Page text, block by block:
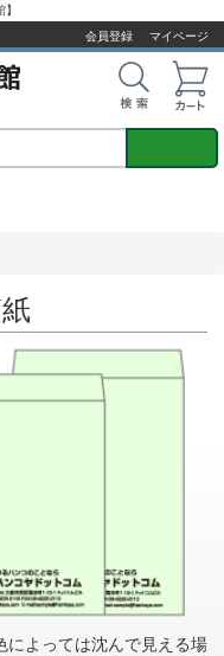
会員登録
マイページ
によっては沈んで見える場